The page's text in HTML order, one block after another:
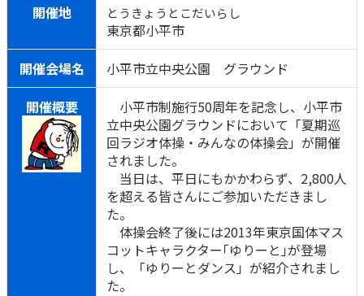
各種サービス・お知らせ
かんぽプラチナライフサービス
ご契約のしおり・約款（Web約款）
保険用語集
お問い合わせ
ご契約手続きの流れ
保険料のお払込方法
保険用語集
お問い合わせ
かんぽアプリ～かんぽの健康と安心を手のひらに～
すこやか健康ラボ
ラジオ体操・みんなの体操
ラジオ体操ポータルサイト
かんぽブランド
かんぽ生命のサステナビリティ
お客さまの声／お客さまサービス向上の取組み
開催地
とうきょうとこだいらし
東京都小平市
開催会場名
小平市立中央公園 グラウンド
開催概要
小平市制施行50周年を記念し、小平市
立中央公園グラウンドにおいて「夏期巡
回ラジオ体操・みんなの体操会」が開催
されました。
当日は、平日にもかかわらず、2,800人
を超える皆さんにご参加いただきまし
た。
体操会終了後には2013年東京国体マス
コットキャラクター｢ゆりーと｣が登場
し、「ゆりーとダンス」が紹介されまし
た。